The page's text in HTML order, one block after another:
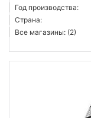
Год производства:
Страна:
Все магазины: (2)